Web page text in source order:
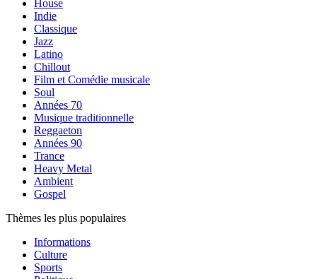
House
Indie
Classique
Jazz
Latino
Chillout
Film et Comédie musicale
Soul
Années 70
Musique traditionnelle
Reggaeton
Années 90
Trance
Heavy Metal
Ambient
Gospel
Thèmes les plus populaires
Informations
Culture
Sports